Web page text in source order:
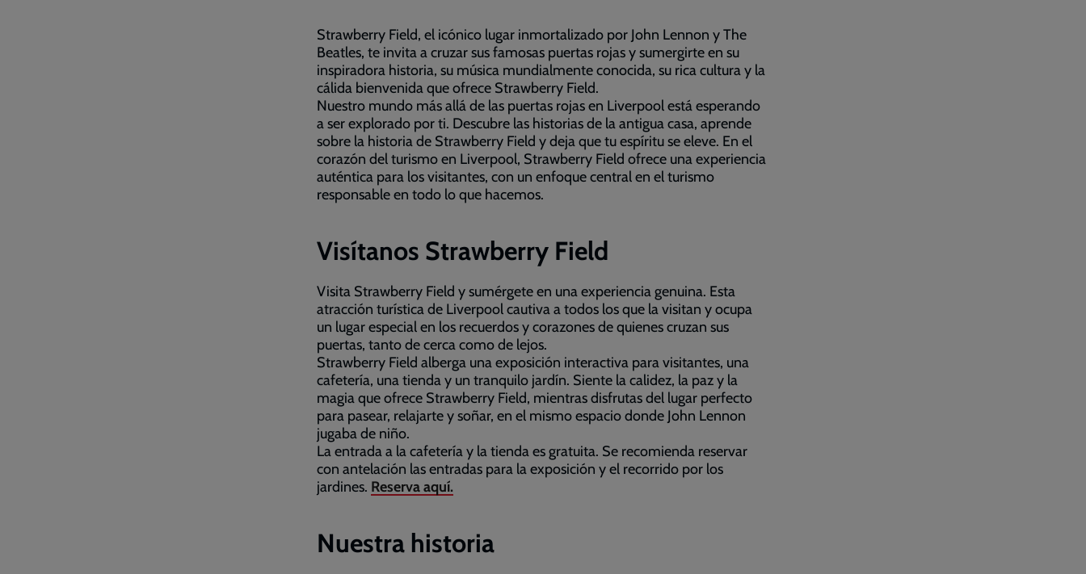
Strawberry Field, el icónico lugar inmortalizado por John Lennon y The
Beatles, te invita a cruzar sus famosas puertas rojas y sumergirte en su
inspiradora historia, su música mundialmente conocida, su rica cultura y la
cálida bienvenida que ofrece Strawberry Field.
Nuestro mundo más allá de las puertas rojas en Liverpool está esperando
a ser explorado por ti. Descubre las historias de la antigua casa, aprende
sobre la historia de Strawberry Field y deja que tu espíritu se eleve. En el
corazón del turismo en Liverpool, Strawberry Field ofrece una experiencia
auténtica para los visitantes, con un enfoque central en el turismo
responsable en todo lo que hacemos.
Visítanos Strawberry Field
Visita Strawberry Field y sumérgete en una experiencia genuina. Esta
atracción turística de Liverpool cautiva a todos los que la visitan y ocupa
un lugar especial en los recuerdos y corazones de quienes cruzan sus
puertas, tanto de cerca como de lejos.
Strawberry Field alberga una exposición interactiva para visitantes, una
cafetería, una tienda y un tranquilo jardín. Siente la calidez, la paz y la
magia que ofrece Strawberry Field, mientras disfrutas del lugar perfecto
para pasear, relajarte y soñar, en el mismo espacio donde John Lennon
jugaba de niño.
La entrada a la cafetería y la tienda es gratuita. Se recomienda reservar
con antelación las entradas para la exposición y el recorrido por los
jardines. Reserva aquí.
Nuestra historia